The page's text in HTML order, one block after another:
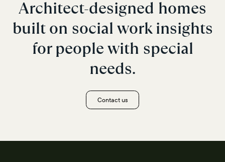
Architect-designed homes
built on social work insights
for people with special
needs.
Contact us